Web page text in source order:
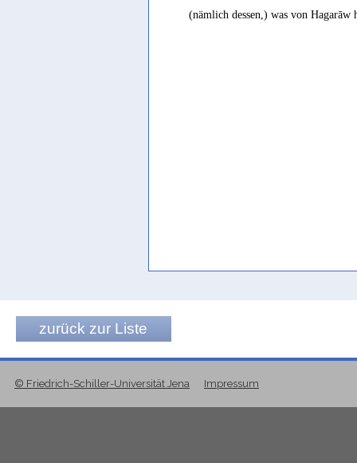
(nämlich dessen,) was von Hagarāw
zurück zur Liste
© Friedrich-Schiller-Universität Jena Impressum